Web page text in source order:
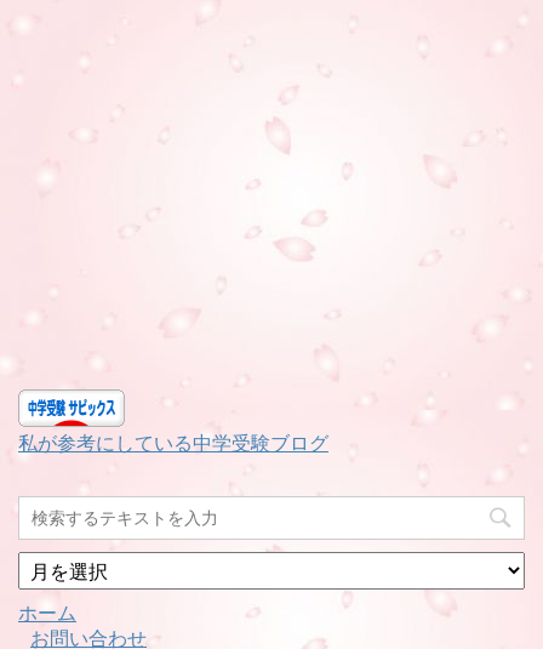
私が参考にしている中学受験ブログ
月
別
ホーム
お問い合わせ